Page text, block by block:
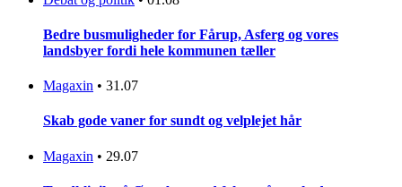
Bedre busmuligheder for Fårup, Asferg og vores
landsbyer fordi hele kommunen tæller
Magaxin • 31.07
Skab gode vaner for sundt og velplejet hår
Magaxin • 29.07